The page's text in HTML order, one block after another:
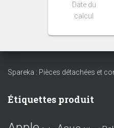
Date du
calcul
Spareka : Pièces détachées et
Étiquettes produit